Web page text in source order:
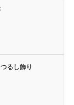
るし飾り